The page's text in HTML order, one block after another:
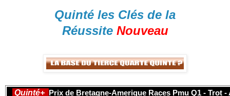
Quinté les Clés de la
Réussite Nouveau
Quinté+ Prix de Bretagne-Amerique Races Pmu Q1 - Trot -